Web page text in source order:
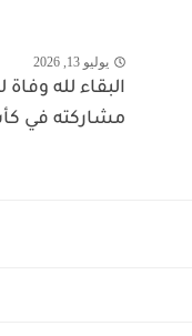
يوليو 13, 2026
البقاء لله
مشاركته في